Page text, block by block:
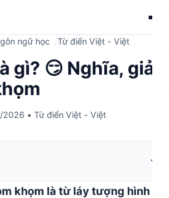
ngữ học Từ điển Việt - Việt
gì? 😏 Nghĩa, giải
2026 • Từ điển Việt - Việt
khọm là từ láy tượng hình